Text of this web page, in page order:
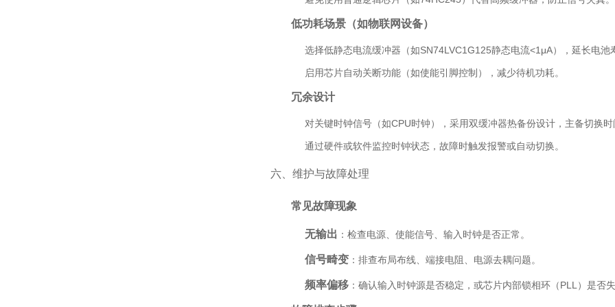
低功耗场景（如物联网设备）
选择低静态电流缓冲器（如SN74LVC1G125静态电流<1μA），延长电池
启用芯片自动关断功能（如使能引脚控制），减少待机功耗。
冗余设计
对关键时钟信号（如CPU时钟），采用双缓冲器热备份设计，主备切换时
通过硬件或软件监控时钟状态，故障时触发报警或自动切换。
六、维护与故障处理
常见故障现象
无输出 ：检查电源、使能信号、输入时钟是否正常。
信号畸变 ：排查布局布线、端接电阻、电源去耦问题。
频率偏移 ：确认输入时钟源是否稳定，或芯片内部锁相环（PLL）是否失